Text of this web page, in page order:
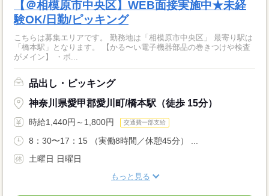
【＠相模原市中央区】WEB面接実施中★未経
験OK/日勤/ピッキング
こちらは募集エリアです。 勤務地は「相模原市中央区」 最寄り駅は
「橋本駅」となります。 【かる〜い電子機器部品の巻きつけや検査
がメイン】 ・ボ...
品出し・ピッキング
神奈川県愛甲郡愛川町/橋本駅（徒歩 15分）
時給1,440円～1,800円 交通費一部支給
8：30〜17：15 （実働8時間／休憩45分） ...
土曜日 日曜日
もっと見る